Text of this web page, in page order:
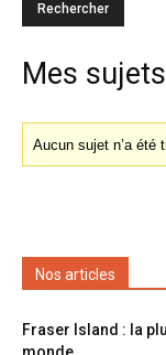
Mes
Aucun sujet n’a été
Nos articles
Fraser Island : la
monde